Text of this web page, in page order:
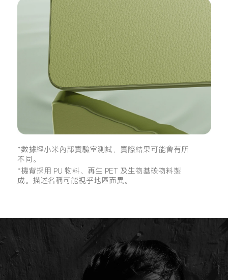
*數據經小米內部實驗室測試，實際結果可能會有所
不同。
*機背採用 PU 物料、再生 PET 及生物基碳物料製
成。描述名稱可能視乎地區而異。